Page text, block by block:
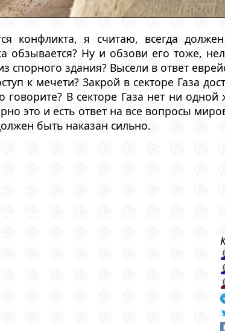
конфликта, я считаю, всегда
обзывается? Ну и обзови его тоже,
спорного здания? Высели в ответ
к мечети? Закрой в секторе Газа
говорите? В секторе Газа нет ни
это и есть ответ на все вопросы
быть наказан сильно.